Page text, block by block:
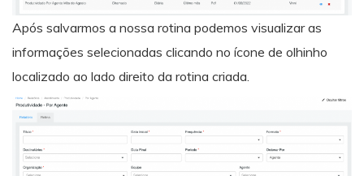
Após salvarmos a nossa rotina podemos visualizar as
informações selecionadas clicando no ícone de olhinho
localizado ao lado direito da rotina criada.